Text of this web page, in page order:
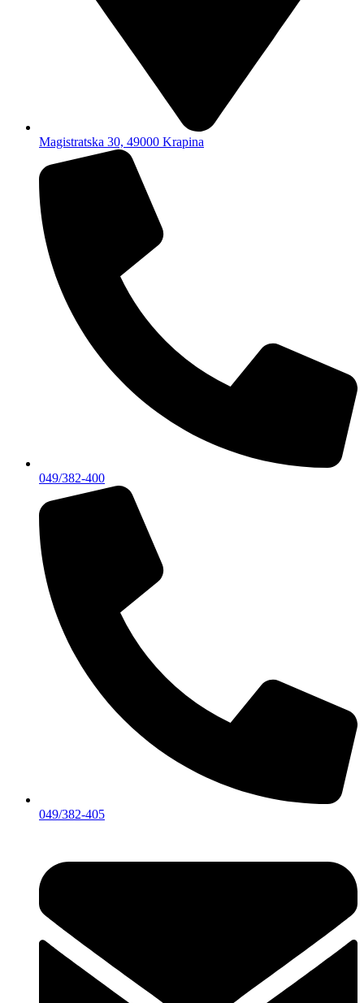
Magistratska 30, 49000 Krapina
049/382-400
049/382-405